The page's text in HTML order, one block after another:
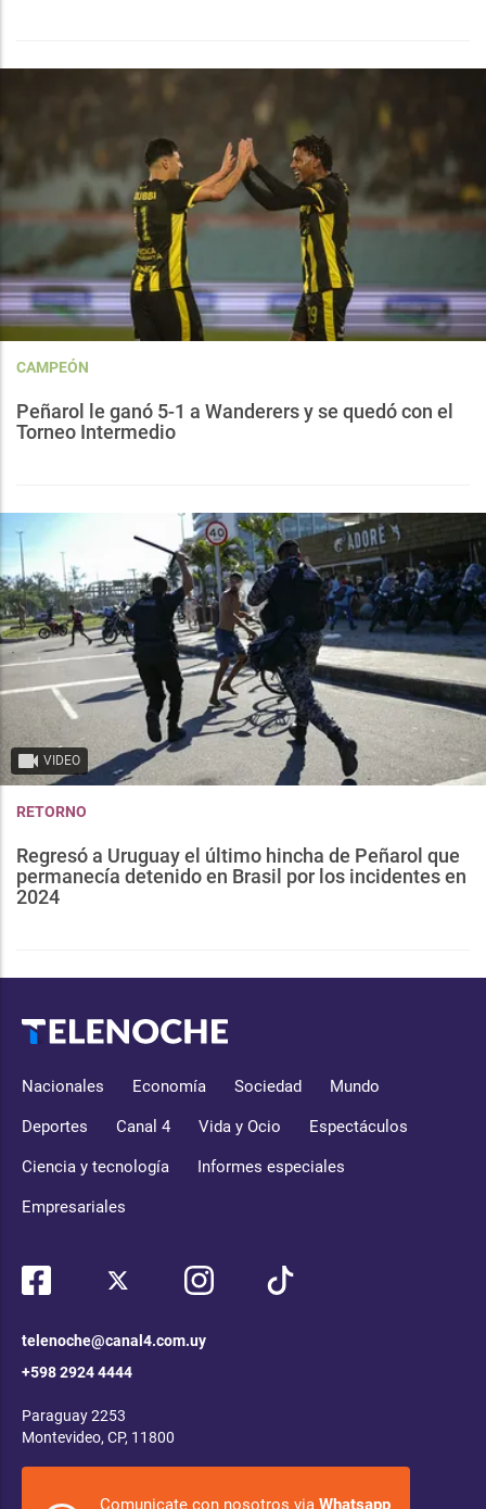
CAMPEÓN
Peñarol le ganó 5-1 a Wanderers y se quedó con el
Torneo Intermedio
VIDEO
RETORNO
Regresó a Uruguay el último hincha de Peñarol que
permanecía detenido en Brasil por los incidentes en
2024
Nacionales Economía Sociedad Mundo
Deportes Canal 4 Vida y Ocio Espectáculos
Ciencia y tecnología Informes especiales
Empresariales
telenoche@canal4.com.uy
+598 2924 4444
Paraguay 2253
Montevideo, CP, 11800
Comunicate con nosotros via Whatsapp